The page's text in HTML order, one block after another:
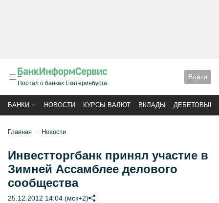
Портал о банках Екатеринбурга
Войти
БАНКИ НОВОСТИ КУРСЫ ВАЛЮТ ВКЛАДЫ ДЕБЕТОВЫЕ
Главная Новости
Инвестторгбанк принял участие в
Зимней Ассамблее делового
сообщества
25.12.2012 14:04 (мск+2)